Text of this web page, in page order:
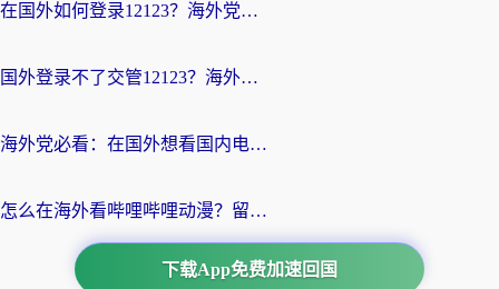
在国外如何登录12123？海外党必备的回国加速实用指南
国外登录不了交管12123？海外华人亲测有效的回国加速器选择指南
海外党必看：在国外想看国内电视剧用什么软件？3步解决地域限制
怎么在海外看哔哩哔哩动漫？留学生亲测有效的回国加速方案
下载App免费加速回国